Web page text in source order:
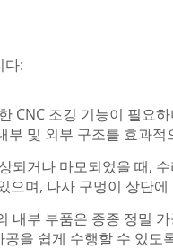
다:
CNC 조깅 기능이 필요
부 및 외부 구조를 효과
되거나 마모되었을 때,
으며, 나사 구멍이 상단
내부 부품은 종종 정밀
을 쉽게 수행할 수 있